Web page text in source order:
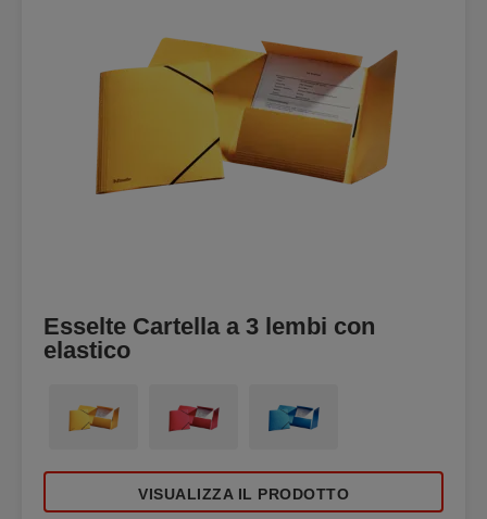
Esselte Cartella a 3 lembi con
elastico
VISUALIZZA IL PRODOTTO